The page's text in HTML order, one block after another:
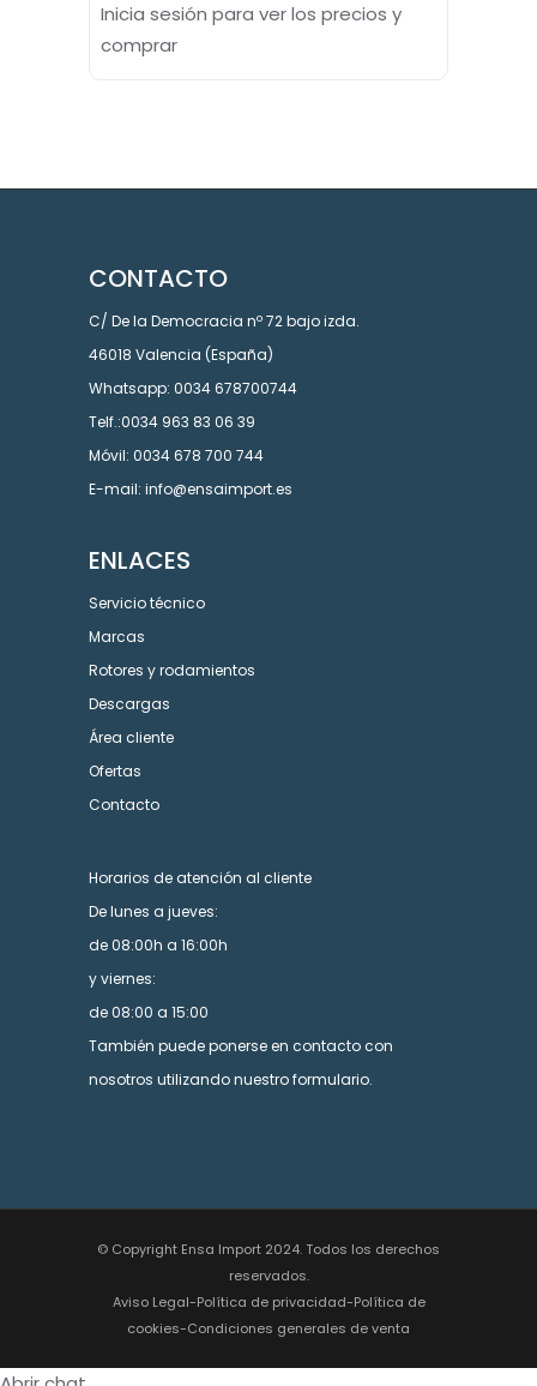
Inicia sesión para ver los precios y
comprar
CONTACTO
C/ De la Democracia nº 72 bajo izda.
46018 Valencia (España)
Whatsapp: 0034 678700744
Telf.:0034 963 83 06 39
Móvil: 0034 678 700 744
E-mail: info@ensaimport.es
ENLACES
Servicio técnico
Marcas
Rotores y rodamientos
Descargas
Área cliente
Ofertas
Contacto
Horarios de atención al cliente
De lunes a jueves:
de 08:00h a 16:00h
y viernes:
de 08:00 a 15:00
También puede ponerse en contacto con
nosotros utilizando nuestro formulario.
© Copyright Ensa Import 2024. Todos los derechos
reservados.
Aviso Legal-Política de privacidad-Política de
cookies-Condiciones generales de venta